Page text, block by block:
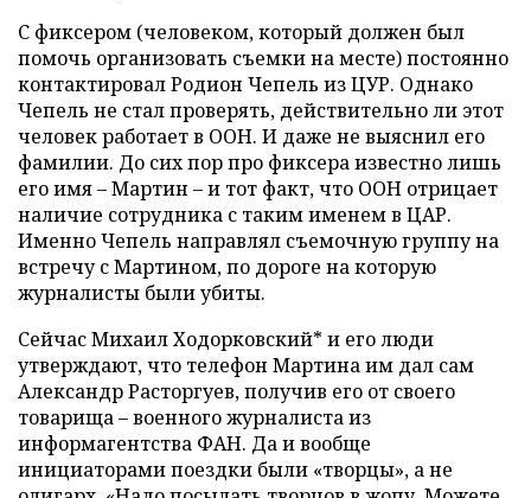
С фиксером (человеком, который должен был
помочь организовать съемки на месте) постоянно
контактировал Родион Чепель из ЦУР. Однако
Чепель не стал проверять, действительно ли этот
человек работает в ООН. И даже не выяснил его
фамилии. До сих пор про фиксера известно лишь
его имя – Мартин – и тот факт, что ООН отрицает
наличие сотрудника с таким именем в ЦАР.
Именно Чепель направлял съемочную группу на
встречу с Мартином, по дороге на которую
журналисты были убиты.
Сейчас Михаил Ходорковский* и его люди
утверждают, что телефон Мартина им дал сам
Александр Расторгуев, получив его от своего
товарища – военного журналиста из
информагентства ФАН. Да и вообще
инициаторами поездки были «творцы», а не